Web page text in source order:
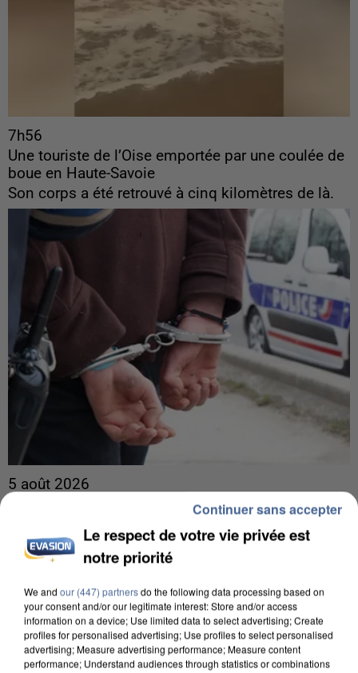
7h56
Une touriste de l’Oise emportée par une coulée de
boue en Haute-Savoie
Son corps a été retrouvé à cinq kilomètres de là.
5 août 2026
L’un des fondateurs supposés de la DZ Mafia
Il est soupçonné d'y avoir mené ses opérations en
France.
Le respect de votre vie privée est
notre priorité
We and our (447) partnersdo the following data processing based on
your consent and/or our legitimate interest: Store and/or access
information on a device; Use limited data to select advertising; Create
profiles for personalised advertising; Use profiles to select personalised
advertising; Measure advertising performance; Measure content
performance; Understand audiences through statistics or combinations
Continuer sans accepter